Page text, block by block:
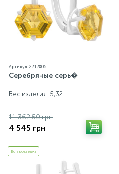
Артикул: 2212805
Серебряные серь�
Вес изделия: 5,32 г.
11 362.50 грн
4 545 грн
Есть комплект